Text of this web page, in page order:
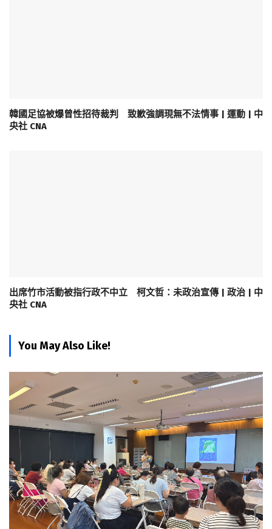
韓國足協被爆曾性招待裁判 致歉強調現無不法情事 | 運動 | 中
央社 CNA
出席竹市活動被指行政不中立 柯文哲：未政治宣傳 | 政治 | 中
央社 CNA
You May Also Like!